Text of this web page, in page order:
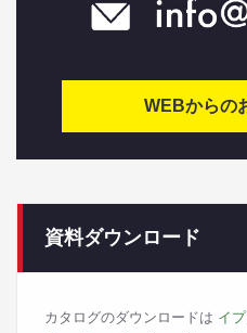
WEBからの
資料ダウンロード
カタログのダウンロードは イ